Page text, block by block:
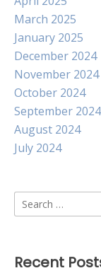
March 2025
January 2025
December 2024
November 2024
October 2024
September 2024
August 2024
July 2024
Search
for:
Recent